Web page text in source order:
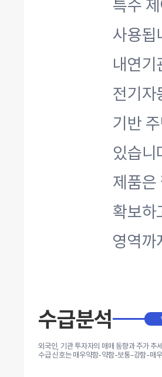
특수
사용됩
내연기
전기자
기반
있습니
제품은
확보하
영역까
수급분석
외국인, 기관 투자자의 매매 동향과 주가 추
수급 신호는 매우약함-약함-보통-강함-매